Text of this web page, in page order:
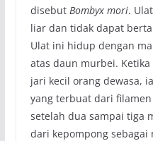
disebut Bombyx mori.
liar dan tidak dapat
Ulat ini hidup dengan
atas daun murbei.
jari kecil orang dewasa,
yang terbuat dari
setelah dua sampai tiga
dari kepompong sebagai